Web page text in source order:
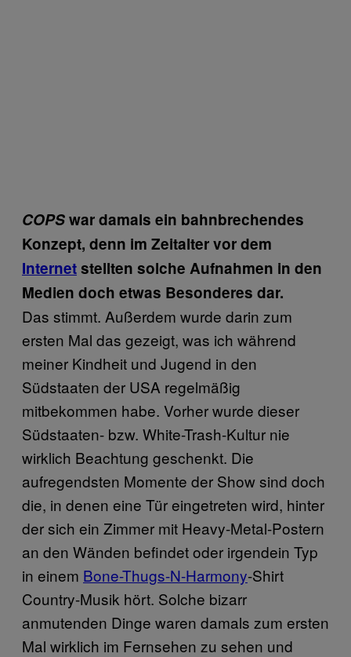
COPSwar damals ein bahnbrechendes
Konzept, denn im Zeitalter vor dem
Internetstellten solche Aufnahmen in den
Medien doch etwas Besonderes dar.
Das stimmt. Außerdem wurde darin zum
ersten Mal das gezeigt, was ich während
meiner Kindheit und Jugend in den
Südstaaten der USA regelmäßig
mitbekommen habe. Vorher wurde dieser
Südstaaten- bzw. White-Trash-Kultur nie
wirklich Beachtung geschenkt. Die
aufregendsten Momente der Show sind doch
die, in denen eine Tür eingetreten wird, hinter
der sich ein Zimmer mit Heavy-Metal-Postern
an den Wänden befindet oder irgendein Typ
in einem Bone-Thugs-N-Harmony-Shirt
Country-Musik hört. Solche bizarr
anmutenden Dinge waren damals zum ersten
Mal wirklich im Fernsehen zu sehen und